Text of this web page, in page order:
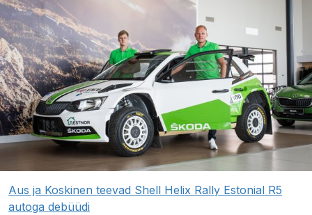
Aus ja Koskinen teevad Shell Helix Rally Estonial R5
autoga debüüdi